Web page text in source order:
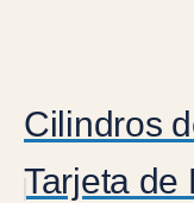
Cilindros
Tarjeta de